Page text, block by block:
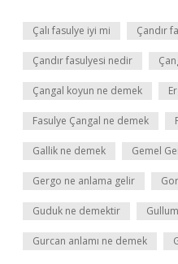
Çalı fasulye iyi mi Çandır
Çandır fasulyesi nedir
Çangal koyun ne demek
Fasulye Çangal ne demek
Gallik ne demek Gemel
Gergo ne anlama gelir
Guduk ne demektir
Gurcan anlamı ne demek